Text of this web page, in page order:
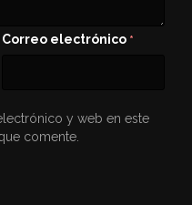
Correo electrónico *
y web en este
comente.